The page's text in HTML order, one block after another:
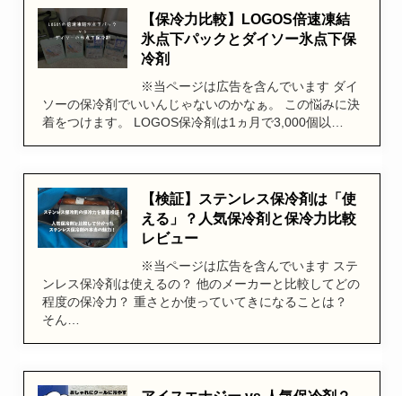
【保冷力比較】LOGOS倍速凍結
氷点下パックとダイソー氷点下保
冷剤
※当ページは広告を含んでいます ダイ
ソーの保冷剤でいいんじゃないのかなぁ。 この悩みに決
着をつけます。 LOGOS保冷剤は1ヵ月で3,000個以…
【検証】ステンレス保冷剤は「使
える」？人気保冷剤と保冷力比較
レビュー
※当ページは広告を含んでいます ステ
ンレス保冷剤は使えるの？ 他のメーカーと比較してどの
程度の保冷力？ 重さとか使っていてきになることは？
そん…